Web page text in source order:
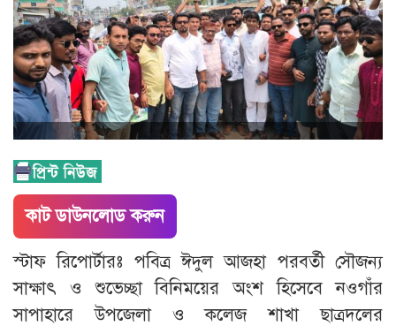
কাট ডাউনলোড করুন
স্টাফ রিপোর্টারঃ পবিত্র ঈদুল আজহা পরবর্তী সৌজন্য
সাক্ষাৎ ও শুভেচ্ছা বিনিময়ের অংশ হিসেবে নওগাঁর
সাপাহারে উপজেলা ও কলেজ শাখা ছাত্রদলের